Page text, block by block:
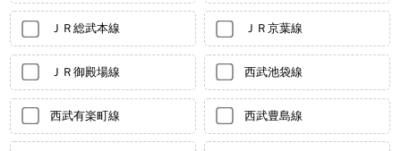
ＪＲ総武本線 ＪＲ京葉線
ＪＲ御殿場線 西武池袋線
西武有楽町線 西武豊島線